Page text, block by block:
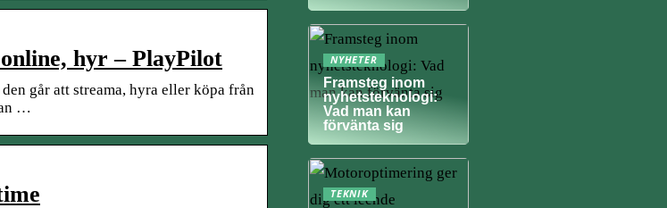
hyr – PlayPilot
går att streama, hyra eller köpa från
…
NYHETER
Framsteg inom
nyhetsteknologi:
Vad man kan
förvänta sig
TEKNIK